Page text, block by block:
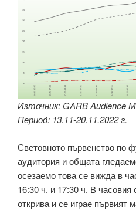
Източник: GARB Audience
Период: 13.11-20.11.2022 г.
Световното първенство по
аудитория и общата
осезаемо това се вижда в
16:30 ч. и 17:30 ч. В часовия
открива и се играе първият